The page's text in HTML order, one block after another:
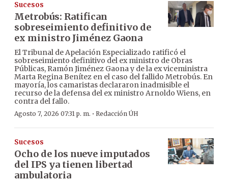
Sucesos
Metrobús: Ratifican
sobreseimiento definitivo de
ex ministro Jiménez Gaona
El Tribunal de Apelación Especializado ratificó el
sobreseimiento definitivo del ex ministro de Obras
Públicas, Ramón Jiménez Gaona y de la ex viceministra
Marta Regina Benítez en el caso del fallido Metrobús. En
mayoría, los camaristas declararon inadmisible el
recurso de la defensa del ex ministro Arnoldo Wiens, en
contra del fallo.
Agosto 7, 2026 07:31 p. m. · Redacción ÚH
Sucesos
Ocho de los nueve imputados
del IPS ya tienen libertad
ambulatoria